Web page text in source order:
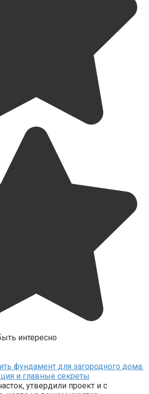
интересно
фундамент для загородного дома:
и главные секреты
утвердили проект и с